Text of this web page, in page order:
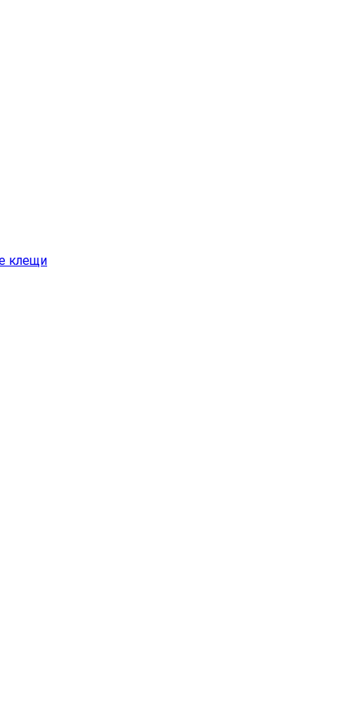
клещи